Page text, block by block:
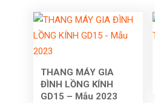
THANG MÁY GIA
ĐÌNH LỒNG KÍNH
GD15 – Mẫu 2023